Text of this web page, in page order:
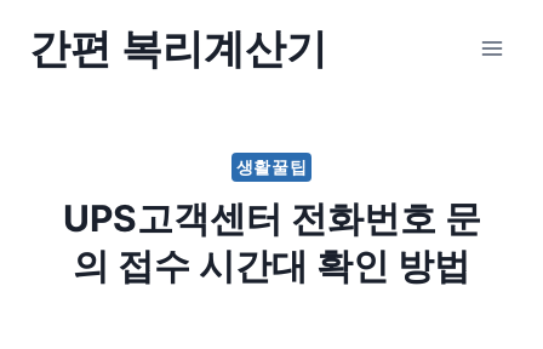
간편 복리계산기
생활꿀팁
UPS고객센터 전화번호 문
의 접수 시간대 확인 방법